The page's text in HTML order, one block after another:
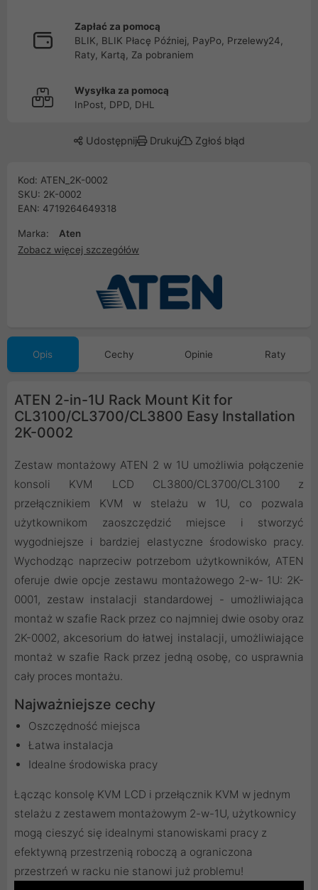
Zapłać za pomocą
BLIK, BLIK Płacę Później, PayPo, Przelewy24,
Raty, Kartą, Za pobraniem
Wysyłka za pomocą
InPost, DPD, DHL
Udostępnij Drukuj Zgłoś błąd
Kod: ATEN_2K-0002
SKU: 2K-0002
EAN: 4719264649318
Marka:
Aten
Zobacz więcej szczegółów
Opis Cechy Opinie Raty
ATEN 2-in-1U Rack Mount Kit for
CL3100/CL3700/CL3800 Easy Installation
2K-0002
Zestaw montażowy ATEN 2 w 1U umożliwia połączenie
konsoli KVM LCD CL3800/CL3700/CL3100 z
przełącznikiem KVM w stelażu w 1U, co pozwala
użytkownikom zaoszczędzić miejsce i stworzyć
wygodniejsze i bardziej elastyczne środowisko pracy.
Wychodząc naprzeciw potrzebom użytkowników, ATEN
oferuje dwie opcje zestawu montażowego 2-w- 1U: 2K-
0001, zestaw instalacji standardowej - umożliwiająca
montaż w szafie Rack przez co najmniej dwie osoby oraz
2K-0002, akcesorium do łatwej instalacji, umożliwiające
montaż w szafie Rack przez jedną osobę, co usprawnia
cały proces montażu.
Najważniejsze cechy
Oszczędność miejsca
Łatwa instalacja
Idealne środowiska pracy
Łącząc konsolę KVM LCD i przełącznik KVM w jednym
stelażu z zestawem montażowym 2-w-1U, użytkownicy
mogą cieszyć się idealnymi stanowiskami pracy z
efektywną przestrzenią roboczą a ograniczona
przestrzeń w racku nie stanowi już problemu!